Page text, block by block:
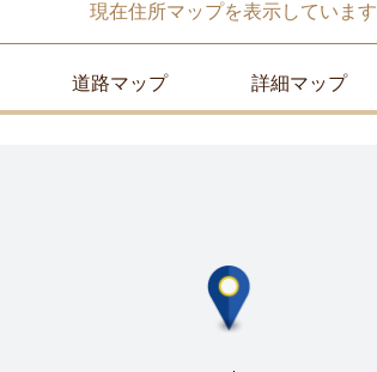
現在住所マップを表示しています
道路マップ 詳細マップ